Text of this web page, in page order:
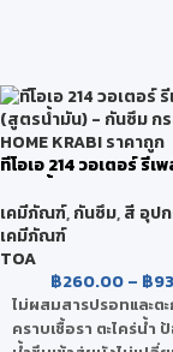
ชนิดของฟิล์มสี
ขาวด้าน
ขนาดบรรจุ
1 แกลลอน, 5 แกลลอน
ทีโอเอ 214 วอเตอร์ รีเ
เคมีภัณฑ์,กันซึม,สี อุป
เคมีภัณฑ์
TOA
฿260.00 – ฿
ไม่ผสมสารปรอทและต
คราบเชื้อรา ตะไคร่น้ำ